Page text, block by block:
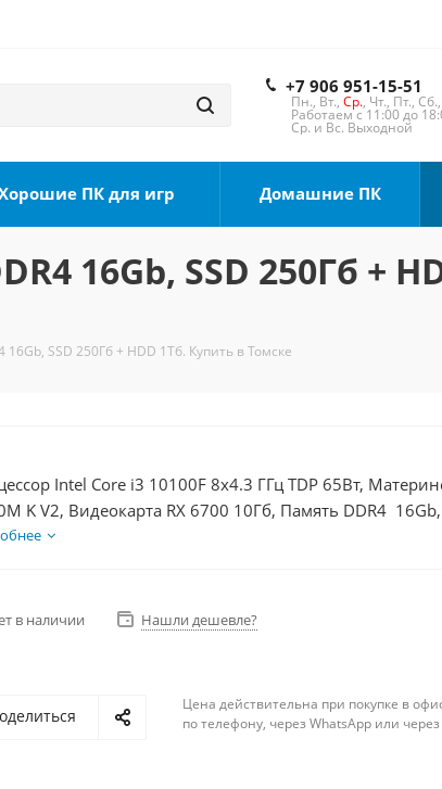
+7 906 951-15-51
Пн., Вт., Ср., Чт., Пт., Сб.,
Работаем с 11:00 до
Ср. и Вс. Выходной
ПК для игр Домашние ПК
16Gb, SSD 250Гб +
SSD 250Гб + HDD 1Тб. Купить в Томске
Intel Core i3 10100F 8x4.3 ГГц TDP 65Вт,
K V2, Видеокарта RX 6700 10Гб, Память DDR4
1Тб, БП 600Вт
в наличии Нашли дешевле?
Цена действительна при покупке в
по телефону, через WhatsApp или